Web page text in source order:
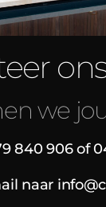
we
840 906 of
naar